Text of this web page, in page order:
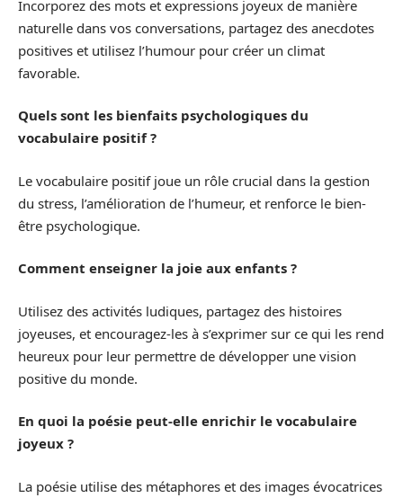
Incorporez des mots et expressions joyeux de manière
naturelle dans vos conversations, partagez des anecdotes
positives et utilisez l’humour pour créer un climat
favorable.
Quels sont les bienfaits psychologiques du
vocabulaire positif ?
Le vocabulaire positif joue un rôle crucial dans la gestion
du stress, l’amélioration de l’humeur, et renforce le bien-
être psychologique.
Comment enseigner la joie aux enfants ?
Utilisez des activités ludiques, partagez des histoires
joyeuses, et encouragez-les à s’exprimer sur ce qui les rend
heureux pour leur permettre de développer une vision
positive du monde.
En quoi la poésie peut-elle enrichir le vocabulaire
joyeux ?
La poésie utilise des métaphores et des images évocatrices